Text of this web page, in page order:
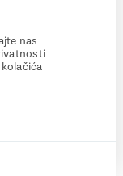
nas